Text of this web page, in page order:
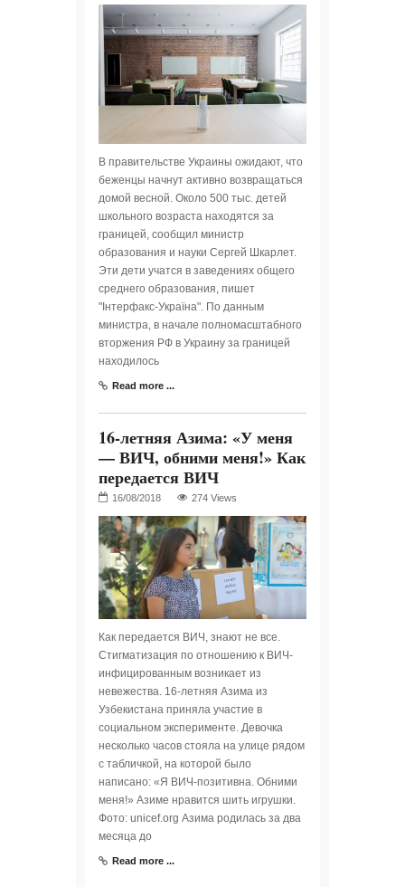
В правительстве Украины ожидают, что
беженцы начнут активно возвращаться
домой весной. Около 500 тыс. детей
школьного возраста находятся за
границей, сообщил министр
образования и науки Сергей Шкарлет.
Эти дети учатся в заведениях общего
среднего образования, пишет
"Інтерфакс-Україна". По данным
министра, в начале полномасштабного
вторжения РФ в Украину за границей
находилось
Read more ...
16-летняя Азима: «У меня
— ВИЧ, обними меня!» Как
передается ВИЧ
274 Views
Как передается ВИЧ, знают не все.
Стигматизация по отношению к ВИЧ-
инфицированным возникает из
невежества. 16-летняя Азима из
Узбекистана приняла участие в
социальном эксперименте. Девочка
несколько часов стояла на улице рядом
с табличкой, на которой было
написано: «Я ВИЧ-позитивна. Обними
меня!» Азиме нравится шить игрушки.
Фото: unicef.org Азима родилась за два
месяца до
Read more ...